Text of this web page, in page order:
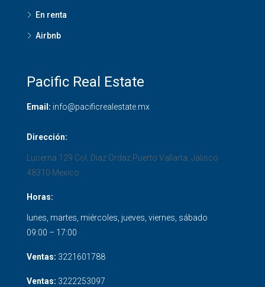
En renta
Airbnb
Pacific Real Estate
Email: info@pacificrealestate.mx
Dirección:
Lucerna 129 Col. Diaz Ordaz Puerto Vallarta, Jalisco
48310 Mexico
Horas:
lunes, martes, miércoles, jueves, viernes, sábado
09:00 – 17:00
Ventas: 3221601788
Ventas: 3222253097